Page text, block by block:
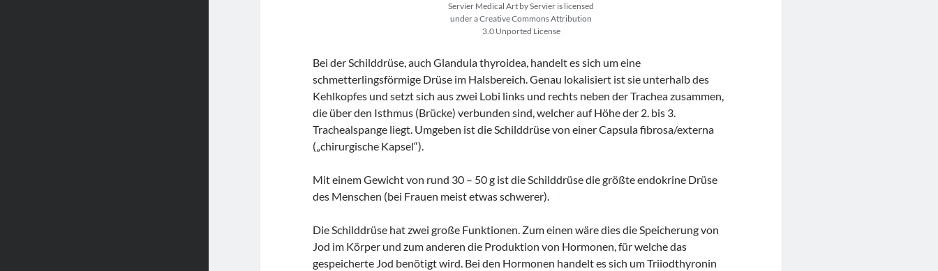
Servier Medical Art by Servier is licensed
under a Creative Commons Attribution
3.0 Unported License
Bei der Schilddrüse, auch Glandula thyroidea, handelt es sich um eine
schmetterlingsförmige Drüse im Halsbereich. Genau lokalisiert ist sie unterhalb des
Kehlkopfes und setzt sich aus zwei Lobi links und rechts neben der Trachea zusammen,
die über den Isthmus (Brücke) verbunden sind, welcher auf Höhe der 2. bis 3.
Trachealspange liegt. Umgeben ist die Schilddrüse von einer Capsula fibrosa/externa
(„chirurgische Kapsel“).
Mit einem Gewicht von rund 30 – 50 g ist die Schilddrüse die größte endokrine Drüse
des Menschen (bei Frauen meist etwas schwerer).
Die Schilddrüse hat zwei große Funktionen. Zum einen wäre dies die Speicherung von
Jod im Körper und zum anderen die Produktion von Hormonen, für welche das
gespeicherte Jod benötigt wird. Bei den Hormonen handelt es sich um Triiodthyronin